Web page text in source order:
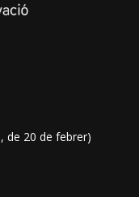
de 20 de febrer)